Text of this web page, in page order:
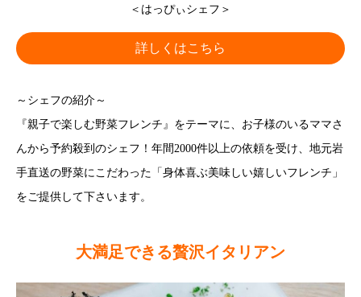
＜はっぴぃシェフ＞
詳しくはこちら
～シェフの紹介～
『親子で楽しむ野菜フレンチ』をテーマに、お子様のいるママさ
んから予約殺到のシェフ！年間2000件以上の依頼を受け、地元岩
手直送の野菜にこだわった「身体喜ぶ美味しい嬉しいフレンチ」
をご提供して下さいます。
大満足できる贅沢イタリアン